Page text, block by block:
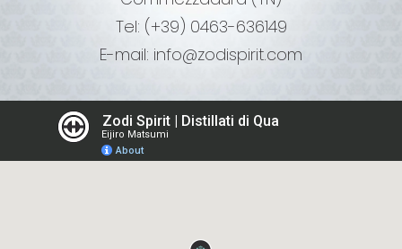
Tel: (+39) 0463-636149
E-mail: info@zodispirit.com